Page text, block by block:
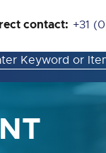
contact: +31